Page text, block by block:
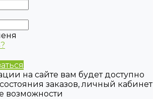
на сайте вам будет доступно
заказов, личный кабинет
возможности